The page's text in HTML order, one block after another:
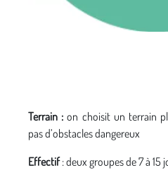
Terrain : on choisit un terrain
pas d’obstacles dangereux
Effectif: deux groupes de 7 à 15